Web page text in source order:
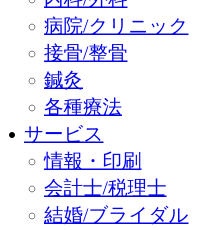
病院/クリニック
接骨/整骨
鍼灸
各種療法
サービス
情報・印刷
会計士/税理士
結婚/ブライダル